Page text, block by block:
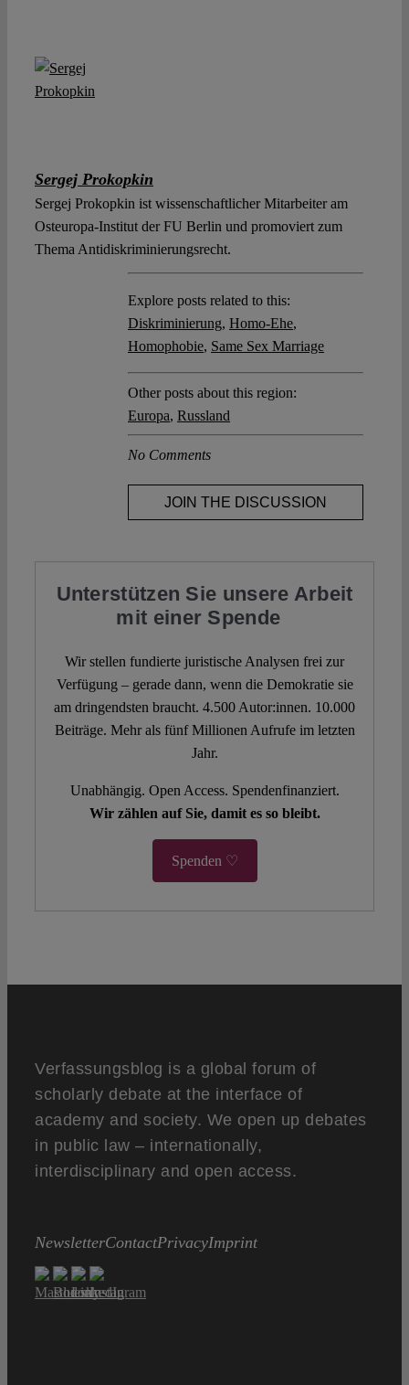
Sergej Prokopkin
Sergej Prokopkin ist wissenschaftlicher Mitarbeiter am
Osteuropa-Institut der FU Berlin und promoviert zum
Thema Antidiskriminierungsrecht.
Explore posts related to this:
Diskriminierung, Homo-Ehe,
Homophobie, Same Sex Marriage
Other posts about this region:
Europa, Russland
No Comments
JOIN THE DISCUSSION
Unterstützen Sie unsere Arbeit
mit einer Spende
Wir stellen fundierte juristische Analysen frei zur
Verfügung – gerade dann, wenn die Demokratie sie
am dringendsten braucht. 4.500 Autor:innen. 10.000
Beiträge. Mehr als fünf Millionen Aufrufe im letzten
Jahr.
Unabhängig. Open Access. Spendenfinanziert.
Wir zählen auf Sie, damit es so bleibt.
Spenden ♡
Verfassungsblog is a global forum of
scholarly debate at the interface of
academy and society. We open up debates
in public law – internationally,
interdisciplinary and open access.
NewsletterContactPrivacyImprint